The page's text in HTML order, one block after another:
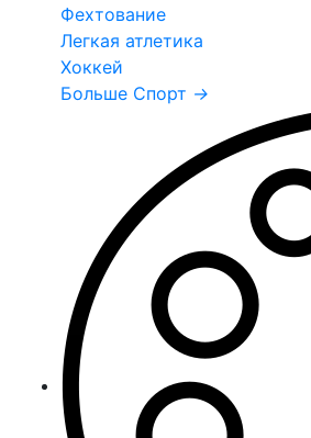
Фехтование
Легкая атлетика
Хоккей
Больше Спорт →